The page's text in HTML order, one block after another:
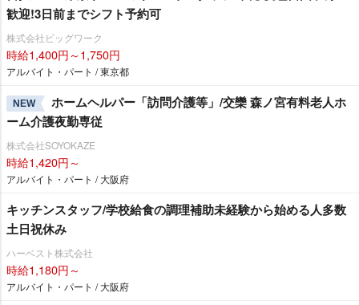
歓迎!3日前までシフト予約可
株式会社ビッグワーク
時給1,400円～1,750円
アルバイト・パート / 東京都
NEW
ホームヘルパー「訪問介護等」/交欒 森ノ宮有料老人ホ
ーム介護夜勤専従
株式会社SOYOKAZE
時給1,420円～
アルバイト・パート / 大阪府
キッチンスタッフ/学校給食の調理補助未経験から始める人多数
土日祝休み
ハーベスト株式会社
時給1,180円～
アルバイト・パート / 大阪府